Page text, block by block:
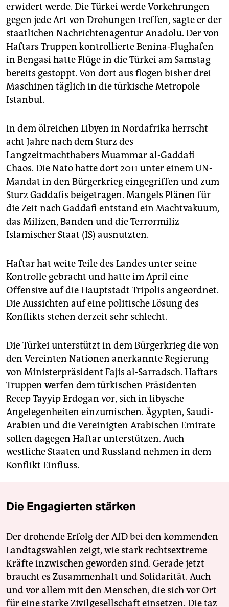
erwidert werde. Die Türkei werde Vorkehrungen
gegen jede Art von Drohungen treffen, sagte er der
staatlichen Nachrichtenagentur Anadolu. Der von
Haftars Truppen kontrollierte Benina-Flughafen
in Bengasi hatte Flüge in die Türkei am Samstag
bereits gestoppt. Von dort aus flogen bisher drei
Maschinen täglich in die türkische Metropole
Istanbul.
In dem ölreichen Libyen in Nordafrika herrscht
acht Jahre nach dem Sturz des
Langzeitmachthabers Muammar al-Gaddafi
Chaos. Die Nato hatte dort 2011 unter einem UN-
Mandat in den Bürgerkrieg eingegriffen und zum
Sturz Gaddafis beigetragen. Mangels Plänen für
die Zeit nach Gaddafi entstand ein Machtvakuum,
das Milizen, Banden und die Terrormiliz
Islamischer Staat (IS) ausnutzten.
Haftar hat weite Teile des Landes unter seine
Kontrolle gebracht und hatte im April eine
Offensive auf die Hauptstadt Tripolis angeordnet.
Die Aussichten auf eine politische Lösung des
Konflikts stehen derzeit sehr schlecht.
Die Türkei unterstützt in dem Bürgerkrieg die von
den Vereinten Nationen anerkannte Regierung
von Ministerpräsident Fajis al-Sarradsch. Haftars
Truppen werfen dem türkischen Präsidenten
Recep Tayyip Erdogan vor, sich in libysche
Angelegenheiten einzumischen. Ägypten, Saudi-
Arabien und die Vereinigten Arabischen Emirate
sollen dagegen Haftar unterstützen. Auch
westliche Staaten und Russland nehmen in dem
Konflikt Einfluss.
Die Engagierten stärken
Der drohende Erfolg der AfD bei den kommenden
Landtagswahlen zeigt, wie stark rechtsextreme
Kräfte inzwischen geworden sind. Gerade jetzt
braucht es Zusammenhalt und Solidarität. Auch
und vor allem mit den Menschen, die sich vor Ort
für eine starke Zivilgesellschaft einsetzen. Die taz